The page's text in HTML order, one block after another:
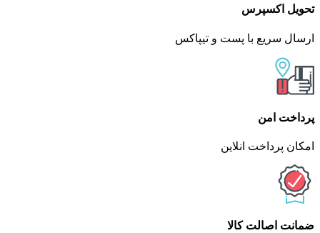
تحویل اکسپرس
ارسال سریع با پست و تیپاکس
پرداخت امن
امکان پرداخت انلاین
ضمانت اصالت کالا